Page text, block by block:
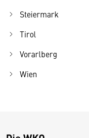
Steiermark
Tirol
Vorarlberg
Wien